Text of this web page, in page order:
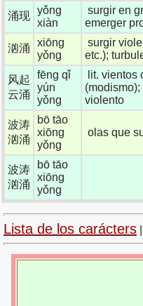
涌现 yǒng
xiàn
surgir en
emerger
汹涌
xiōng
yǒng
surgir
etc.);
风起
云涌
fēng qǐ
yún
yǒng
lit. vientos
violento
波涛
汹涌
bō tāo
xiōng
yǒng
olas que
波涛
汹涌
bō tāo
xiōng
yǒng
Lista de los carácters